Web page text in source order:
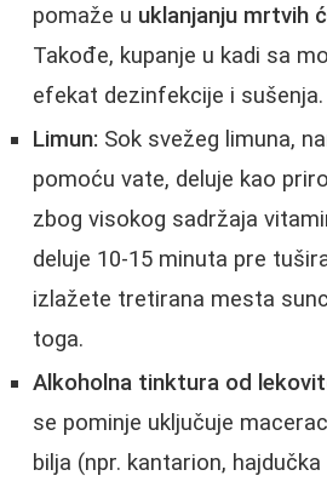
pomaže u uklanjanju mrtvih
Takođe, kupanje u kadi sa
efekat dezinfekcije i sušenja.
Limun: Sok svežeg limuna,
pomoću vate, deluje kao
zbog visokog sadržaja
deluje 10-15 minuta pre
izlažete tretirana mesta
toga.
Alkoholna tinktura od
se pominje uključuje
bilja (npr. kantarion,